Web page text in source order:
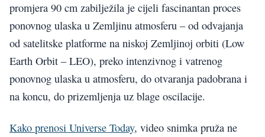
promjera 90 cm zabilježila je cijeli fascinantan proces
ponovnog ulaska u Zemljinu atmosferu – od odvajanja
od satelitske platforme na niskoj Zemljinoj orbiti (Low
Earth Orbit – LEO), preko intenzivnog i vatrenog
ponovnog ulaska u atmosferu, do otvaranja padobrana i
na koncu, do prizemljenja uz blage oscilacije.
Kako prenosi Universe Today, video snimka pruža ne